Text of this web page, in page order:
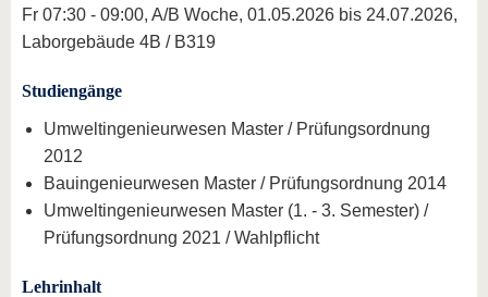
Fr 07:30 - 09:00, A/B Woche, 01.05.2026 bis 24.07.2026,
Laborgebäude 4B / B319
Studiengänge
Umweltingenieurwesen Master / Prüfungsordnung
2012
Bauingenieurwesen Master / Prüfungsordnung 2014
Umweltingenieurwesen Master (1. - 3. Semester) /
Prüfungsordnung 2021 / Wahlpflicht
Lehrinhalt